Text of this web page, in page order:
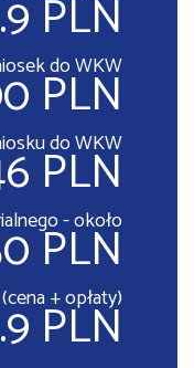
PLN
do WKW
PLN
do WKW
PLN
- około
PLN
+ opłaty)
PLN